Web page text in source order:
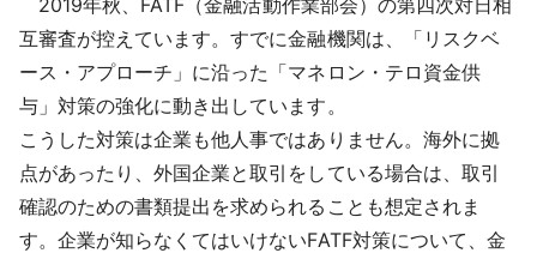
採用情報
よくあるご質問
English
2019年秋、FATF（金融活動作業部会）の第四次対日相
互審査が控えています。すでに金融機関は、「リスクベ
ース・アプローチ」に沿った「マネロン・テロ資金供
与」対策の強化に動き出しています。
こうした対策は企業も他人事ではありません。海外に拠
点があったり、外国企業と取引をしている場合は、取引
確認のための書類提出を求められることも想定されま
す。企業が知らなくてはいけないFATF対策について、金